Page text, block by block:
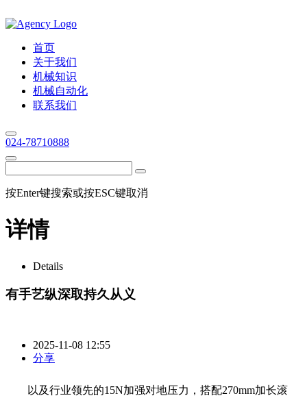
首页
关于我们
机械知识
机械自动化
联系我们
024-78710888
按Enter键搜索或按ESC键取消
详情
Details
有手艺纵深取持久从义
2025-11-08 12:55
分享
以及⾏业领先的15N加强对地压⼒，搭配270mm加⻓滚